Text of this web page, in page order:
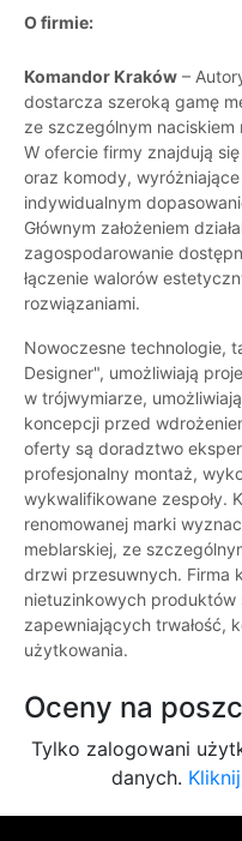
O firmie:
Komandor Kraków –
dostarcza szeroką gamę
ze szczególnym
W ofercie firmy znajdują
oraz komody,
indywidualnym
Głównym założeniem
zagospodarowanie
łączenie walorów
rozwiązaniami.
Nowoczesne technologie,
Designer", umożliwiają
w trójwymiarze,
koncepcji przed
oferty są doradztwo
profesjonalny montaż,
wykwalifikowane zespoły.
renomowanej marki
meblarskiej, ze
drzwi przesuwnych. Firma
nietuzinkowych produktów
zapewniających trwałość,
użytkowania.
Oceny na
Tylko zalogowani
danych.